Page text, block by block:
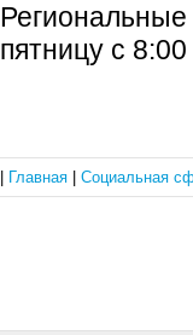
пятницу с
Главная Социальная